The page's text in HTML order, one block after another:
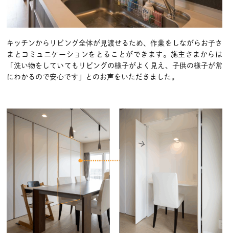
キッチンからリビング全体が見渡せるため、作業をしながらお子さ
まとコミュニケーションをとることができます。施主さまからは
「洗い物をしていてもリビングの様子がよく見え、子供の様子が常
にわかるので安心です」とのお声をいただきました。